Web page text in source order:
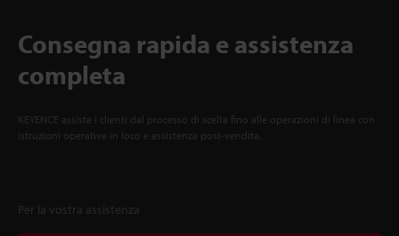
Consegna rapida e assistenza
completa
KEYENCE assiste i clienti dal processo di scelta fino alle operazioni di linea con
istruzioni operative in loco e assistenza post-vendita.
Per la vostra assistenza